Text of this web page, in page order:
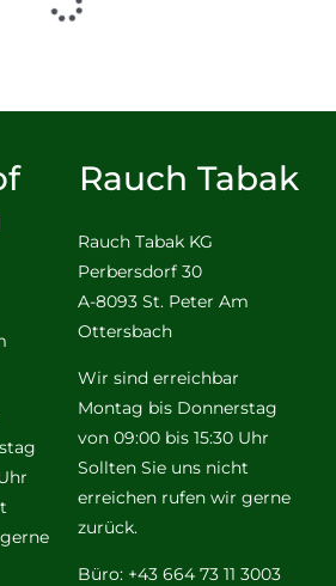
Rauch Tabak
Rauch Tabak KG
Perbersdorf 30
A-8093 St. Peter Am
Ottersbach
Wir sind erreichbar
Montag bis Donnerstag
von 09:00 bis 15:30 Uhr
Sollten Sie uns nicht
erreichen rufen wir gerne
zurück.
Büro: +43 664 73 11 3003